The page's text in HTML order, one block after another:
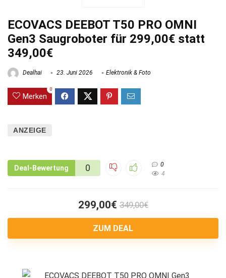
ECOVACS DEEBOT T50 PRO OMNI
Gen3 Saugroboter für 299,00€ statt
349,00€
Dealhai 23. Juni 2026 Elektronik & Foto
Merken
0
ANZEIGE
Deal-Bewertung 0
0
4
299,00€ 349,00€
ZUM DEAL